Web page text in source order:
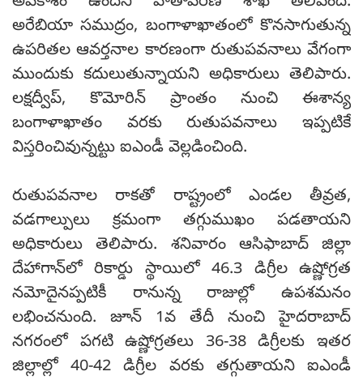
అరేబియా సముద్రం, బంగాళాఖాతంలో కొనసాగుతున్న
ఉపరితల ఆవర్తనాల కారణంగా రుతుపవనాలు వేగంగా
ముందుకు కదులుతున్నాయని అధికారులు తెలిపారు.
లక్షద్వీప్, కొమోరిన్ ప్రాంతం నుంచి ఈశాన్య
బంగాళాఖాతం వరకు రుతుపవనాలు ఇప్పటికే
విస్తరించివున్నట్టు ఐఎండీ వెల్లడించింది.
రుతుపవనాల రాకతో రాష్ట్రంలో ఎండల తీవ్రత,
వడగాల్పులు క్రమంగా తగ్గుముఖం పడతాయని
అధికారులు తెలిపారు. శనివారం ఆసిఫాబాద్ జిల్లా
దేహాగాన్‌లో రికార్డు స్థాయిలో 46.3 డిగ్రీల ఉష్ణోగ్రత
నమోదైనప్పటికీ రానున్న రాజుల్లో ఉపశమనం
లభించనుంది. జూన్ 1వ తేదీ నుంచి హైదరాబాద్
నగరంలో పగటి ఉష్ణోగ్రతలు 36-38 డిగ్రీలకు ఇతర
జిల్లాల్లో 40-42 డిగ్రీల వరకు తగ్గుతాయని ఐఎండీ